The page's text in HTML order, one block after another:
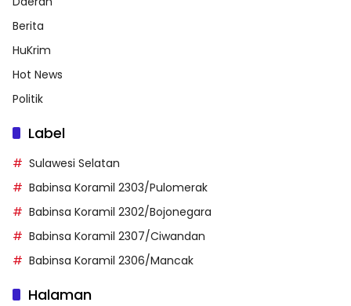
Berita
HuKrim
Hot News
Politik
Label
Sulawesi Selatan
Babinsa Koramil 2303/Pulomerak
Babinsa Koramil 2302/Bojonegara
Babinsa Koramil 2307/Ciwandan
Babinsa Koramil 2306/Mancak
Halaman